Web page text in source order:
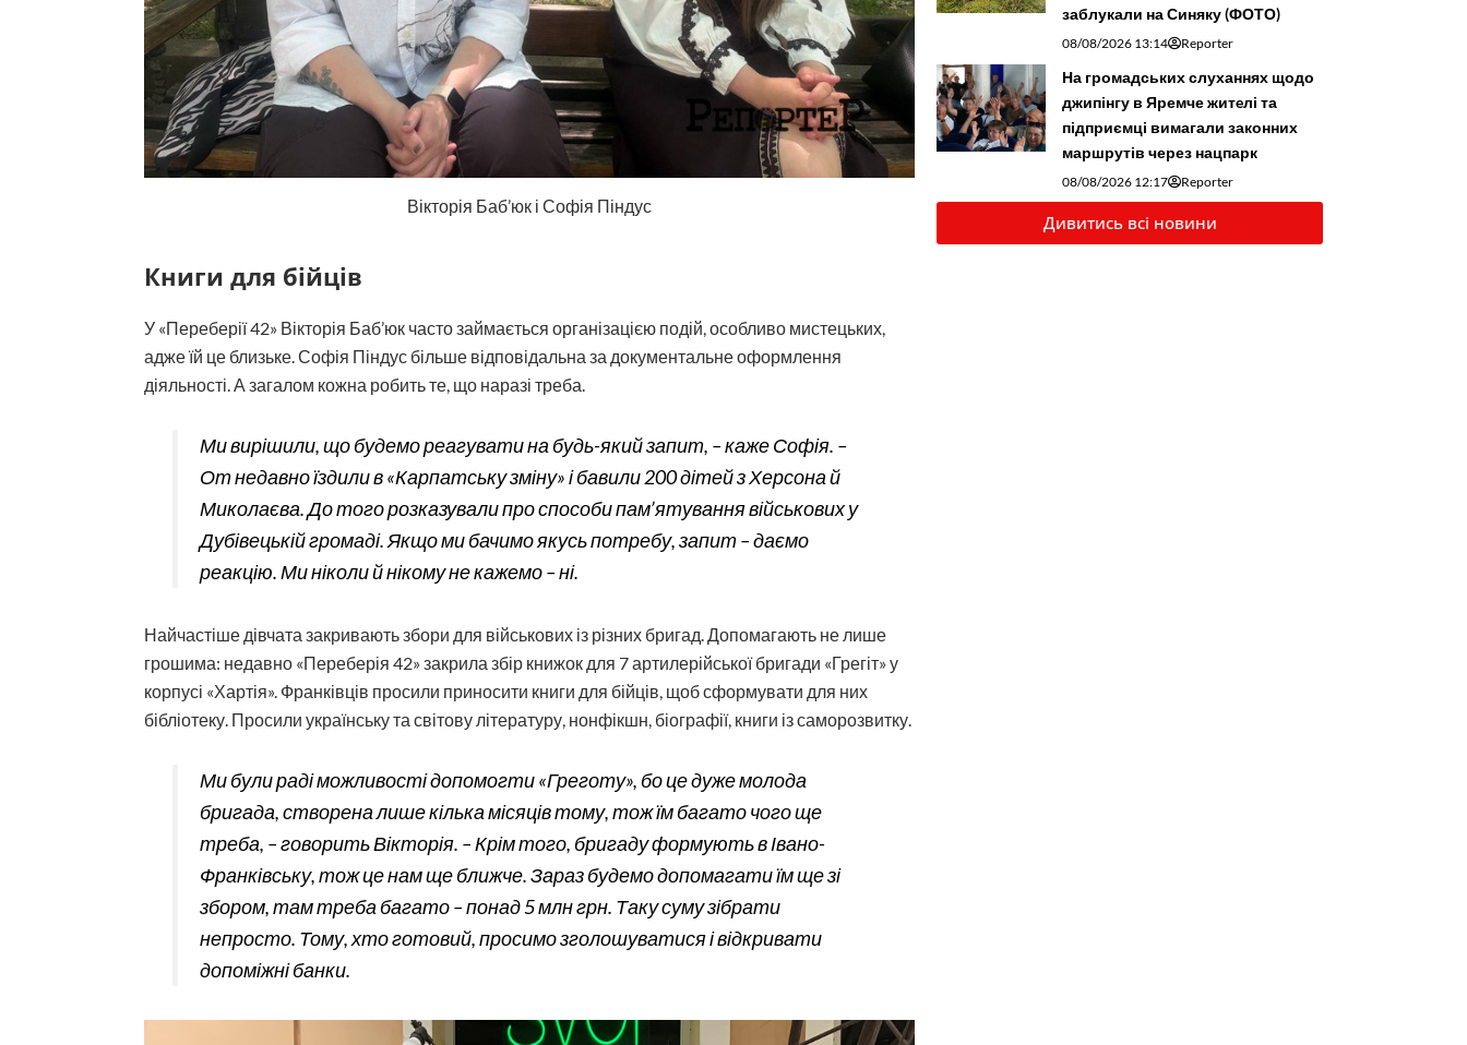
Вікторія Баб’юк і Софія Піндус
Книги для бійців
У «Переберії 42» Вікторія Баб’юк часто займається організацією подій, особливо мистецьких,
адже їй це близьке. Софія Піндус більше відповідальна за документальне оформлення
діяльності. А загалом кожна робить те, що наразі треба.
Ми вирішили, що будемо реагувати на будь-який запит, – каже Софія. –
От недавно їздили в «Карпатську зміну» і бавили 200 дітей з Херсона й
Миколаєва. До того розказували про способи пам’ятування військових у
Дубівецькій громаді. Якщо ми бачимо якусь потребу, запит – даємо
реакцію. Ми ніколи й нікому не кажемо – ні.
Найчастіше дівчата закривають збори для військових із різних бригад. Допомагають не лише
грошима: недавно «Переберія 42» закрила збір книжок для 7 артилерійської бригади «Грегіт» у
корпусі «Хартія». Франківців просили приносити книги для бійців, щоб сформувати для них
бібліотеку. Просили українську та світову літературу, нонфікшн, біографії, книги із саморозвитку.
Ми були раді можливості допомогти «Греготу», бо це дуже молода
бригада, створена лише кілька місяців тому, тож їм багато чого ще
треба, – говорить Вікторія. – Крім того, бригаду формують в Івано-
Франківську, тож це нам ще ближче. Зараз будемо допомагати їм ще зі
збором, там треба багато – понад 5 млн грн. Таку суму зібрати
непросто. Тому, хто готовий, просимо зголошуватися і відкривати
допоміжні банки.
заблукали на Синяку (ФОТО)
08/08/2026 13:14 Reporter
На громадських слуханнях щодо
джипінгу в Яремче житeлі та
підприємці вимагали законних
маршрутів через нацпарк
08/08/2026 12:17 Reporter
Дивитись всі новини